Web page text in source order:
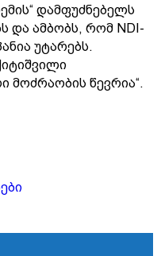
დამფუძნებელს
და ამბობს, რომ NDI-
უტარებს.
მოძრაობის წევრია“.